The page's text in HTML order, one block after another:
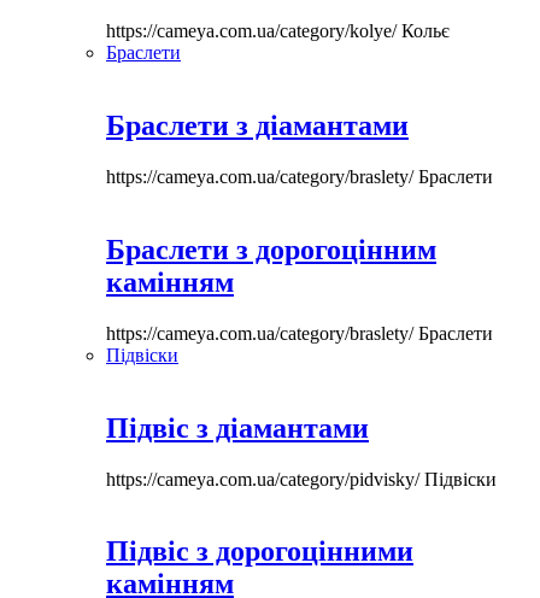
https://cameya.com.ua/category/kolye/Кольє
Браслети
Браслети з діамантами
https://cameya.com.ua/category/braslety/Браслети
Браслети з дорогоцінним
камінням
https://cameya.com.ua/category/braslety/Браслети
Підвіски
Підвіс з діамантами
https://cameya.com.ua/category/pidvisky/Підвіски
Підвіс з дорогоцінними
камінням